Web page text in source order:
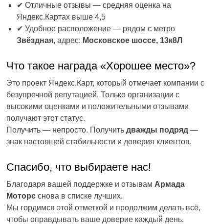
✔ Отличные отзывы — средняя оценка на
Яндекс.Картах выше 4,5
✔ Удобное расположение — рядом с метро
Звёздная, адрес: Московское шоссе, 13к8Л
Что такое награда «Хорошее место»?
Это проект Яндекс.Карт, который отмечает компании с
безупречной репутацией. Только организации с
высокими оценками и положительными отзывами
получают этот статус.
Получить — непросто. Получитьдважды подряд —
знак настоящей стабильности и доверия клиентов.
Спасибо, что выбираете нас!
Благодаря вашей поддержке и отзывам Армада
Моторс снова в списке лучших.
Мы гордимся этой отметкой и продолжим делать всё,
чтобы оправдывать ваше доверие каждый день.